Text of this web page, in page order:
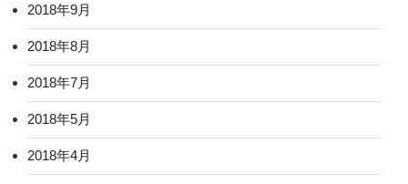
2018年9月
2018年8月
2018年7月
2018年5月
2018年4月